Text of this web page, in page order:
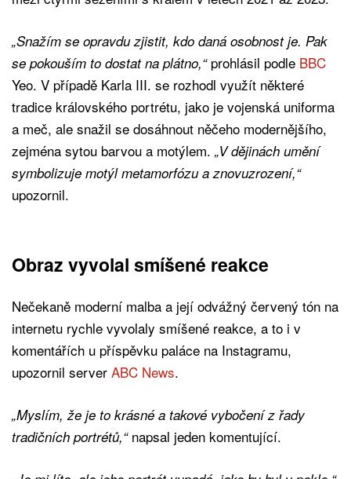
„Snažím se opravdu zjistit, kdo daná osobnost je. Pak
se pokouším to dostat na plátno,“ prohlásil podle BBC
Yeo. V případě Karla III. se rozhodl využít některé
tradice královského portrétu, jako je vojenská uniforma
a meč, ale snažil se dosáhnout něčeho modernějšího,
zejména sytou barvou a motýlem. „V dějinách umění
symbolizuje motýl metamorfózu a znovuzrození,“
upozornil.
Obraz vyvolal smíšené reakce
Nečekaně moderní malba a její odvážný červený tón na
internetu rychle vyvolaly smíšené reakce, a to i v
komentářích u příspěvku paláce na Instagramu,
upozornil server ABC News.
„Myslím, že je to krásné a takové vybočení z řady
tradičních portrétů,“napsal jeden komentující.